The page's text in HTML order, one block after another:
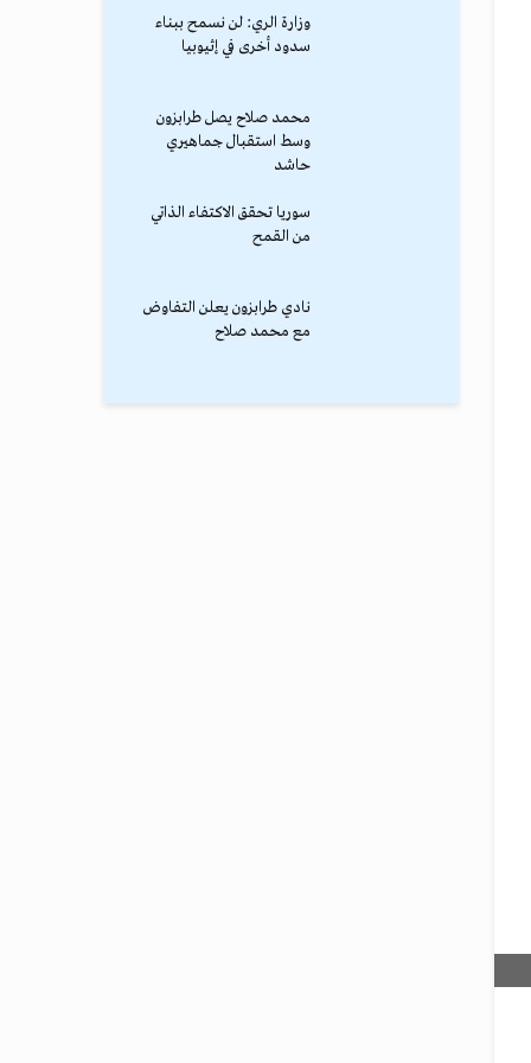
وزارة الري: لن نسمح ببناء
سدود أخرى في إثيوبيا
محمد صلاح يصل طرابزون
وسط استقبال جماهيري
حاشد
سوريا تحقق الاكتفاء الذاتي
من القمح
نادي طرابزون يعلن التفاوض
مع محمد صلاح